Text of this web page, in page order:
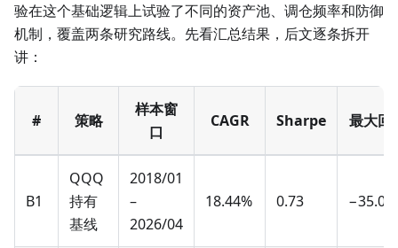
验在这个基础逻辑上试验了不同的资产池、调仓频率和防御
机制，覆盖两条研究路线。先看汇总结果，后文逐条拆开
讲：
# 策略
样本窗
口
CAGR Sharpe 最大回
B1
QQQ
持有
基线
2018/01
–
2026/04
18.44% 0.73